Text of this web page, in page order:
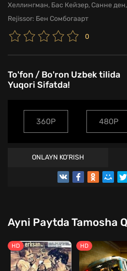
Хеллингман, Бас Кейзер, Санне
Rejissor: Бен Сомбогаарт
0
To'fon / Bo'ron Uzbek tilida
Yuqori Sifatda!
360P 480P
ONLAYN KO'RISH
TREYLER
Ayni Paytda Tamosha
HD HD